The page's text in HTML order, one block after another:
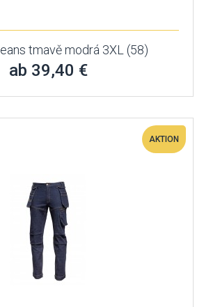
tmavě modrá 3XL (58)
ab 39,40 €
AKTION